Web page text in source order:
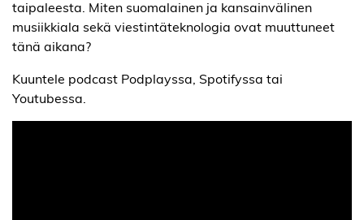
taipaleesta. Miten suomalainen ja kansainvälinen
musiikkiala sekä viestintäteknologia ovat muuttuneet
tänä aikana?
Kuuntele podcast Podplayssa, Spotifyssa tai
Youtubessa.